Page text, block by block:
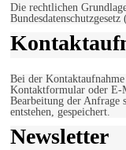
Die rechtlichen
Bei der
Kontaktformular oder E-
Bearbeitung der Anfrage
entstehen, gespeichert.
Newsletter